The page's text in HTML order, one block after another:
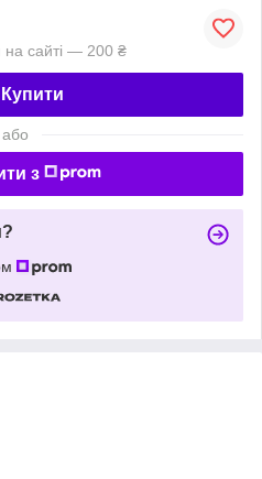
на сайті — 200 ₴
Купити
або
з